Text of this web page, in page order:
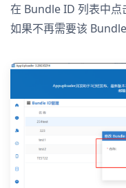
在 Bundle ID 列表中点
如果不再需要该